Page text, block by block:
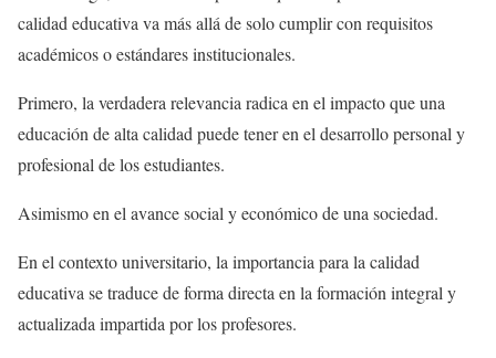
calidad educativa va más allá de solo cumplir con requisitos
académicos o estándares institucionales.
Primero, la verdadera relevancia radica en el impacto que una
educación de alta calidad puede tener en el desarrollo personal y
profesional de los estudiantes.
Asimismo en el avance social y económico de una sociedad.
En el contexto universitario, la importancia para la calidad
educativa se traduce de forma directa en la formación integral y
actualizada impartida por los profesores.